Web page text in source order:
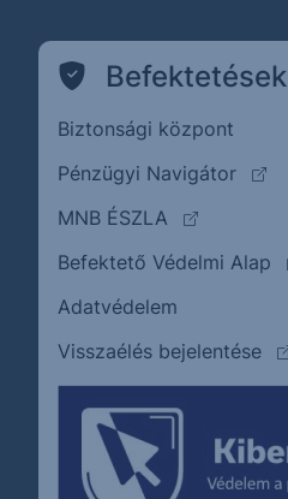
Biztonsági központ
Pénzügyi Navigátor
MNB ÉSZLA
(külső
Befektető Védelmi Alap
Adatvédelem
Visszaélés bejelentése